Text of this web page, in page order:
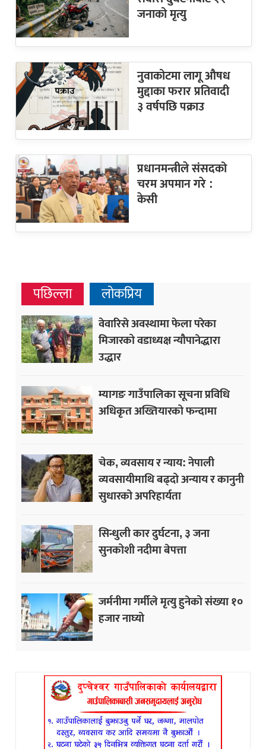
जनाको मृत्यु
नुवाकोटमा लागू औषध
मुद्दाका फरार प्रतिवादी
३ वर्षपछि पक्राउ
प्रधानमन्त्रीले संसदको
चरम अपमान गरे :
केसी
पछिल्ला लोकप्रिय
वेवारिसे अवस्थामा फेला परेका
मिजारको वडाध्यक्ष न्यौपानेद्धारा
उद्धार
म्यागङ गाउँपालिका सूचना प्रविधि
अधिकृत अख्तियारको फन्दामा
चेक, व्यवसाय र न्याय: नेपाली
व्यवसायीमाथि बढ्दो अन्याय र कानुनी
सुधारको अपरिहार्यता
सिन्धुली कार दुर्घटना, ३ जना
सुनकोशी नदीमा बेपत्ता
जर्मनीमा गर्मीले मृत्यु हुनेको संख्या १०
हजार नाघ्यो